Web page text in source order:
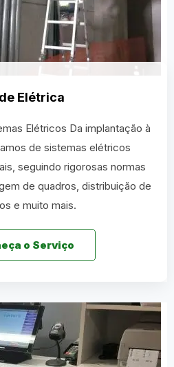
Elétrica
Elétricos Da implantação à
de sistemas elétricos
seguindo rigorosas normas
de quadros, distribuição de
e muito mais.
o Serviço